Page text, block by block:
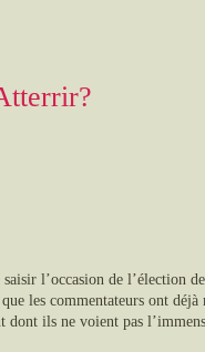
saisir l’occasion de l’élection
les commentateurs ont
ils ne voient pas